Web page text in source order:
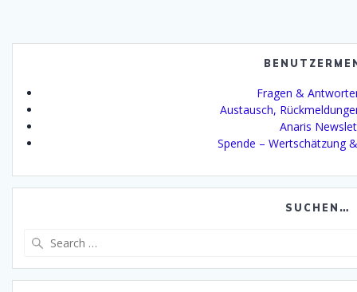
Fragen &
Austausch,
Anaris
Spende – Wertschätzung
SUCHEN…